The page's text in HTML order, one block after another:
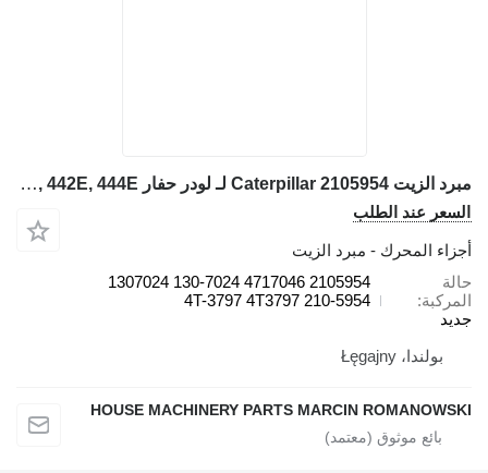
مبرد الزيت Caterpillar 2105954 لـ لودر حفار Caterpillar 414E, 416E, 420E, 422E, 428E, 430E, 432E, 434E, 442E, 444E
السعر عند الطلب
أجزاء المحرك - مبرد الزيت
حالة
المركبة
جديد
2105954 4717046 130-7024 1307024
4T-3797 4T3797 210-5954
بولندا، Łęgajny
HOUSE MACHINERY PARTS MARCIN ROMANOWSKI